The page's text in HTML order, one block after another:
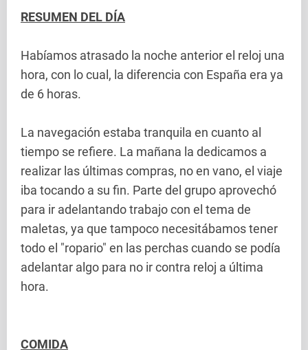
RESUMEN DEL DÍA
Habíamos atrasado la noche anterior el reloj una
hora, con lo cual, la diferencia con España era ya
de 6 horas.
La navegación estaba tranquila en cuanto al
tiempo se refiere. La mañana la dedicamos a
realizar las últimas compras, no en vano, el viaje
iba tocando a su fin. Parte del grupo aprovechó
para ir adelantando trabajo con el tema de
maletas, ya que tampoco necesitábamos tener
todo el "ropario" en las perchas cuando se podía
adelantar algo para no ir contra reloj a última
hora.
COMIDA